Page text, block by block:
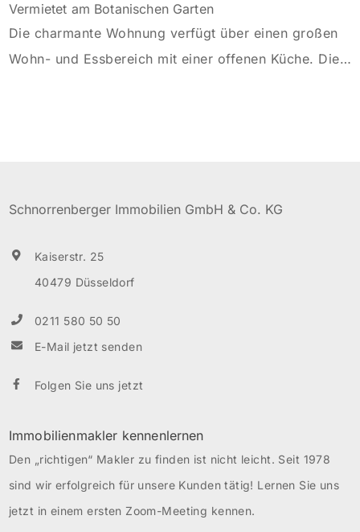
Vermietet am Botanischen Garten
Die charmante Wohnung verfügt über einen großen
Wohn- und Essbereich mit einer offenen Küche. Die
Ein separater Kellerraum […]
Schnorrenberger Immobilien GmbH & Co. KG
Kaiserstr. 25
40479 Düsseldorf
0211 580 50 50
E-Mail jetzt senden
Folgen Sie uns jetzt
Immobilienmakler kennenlernen
Den „richtigen“ Makler zu finden ist nicht leicht. Seit 1978
sind wir erfolgreich für unsere Kunden tätig! Lernen Sie uns
jetzt in einem ersten Zoom-Meeting kennen.